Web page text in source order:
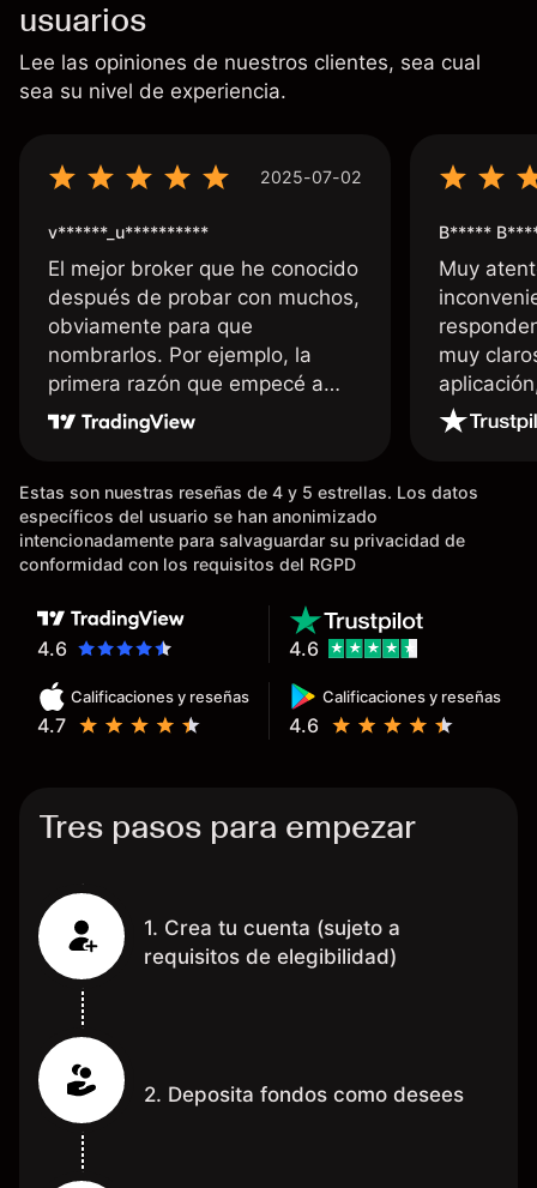
usuarios
Lee las opiniones de nuestros clientes, sea cual
sea su nivel de experiencia.
2025-07-02
v******_u**********
El mejor broker que he conocido
después de probar con muchos,
obviamente para que
nombrarlos. Por ejemplo, la
primera razón que empecé a
usar Capital fue la llegada de mi
dinero de inmediato a mi cuenta
existentes en el mercado que
tardan días o tienen mucha
burocracia; y la segunda razón,
hecho de operar en un mercado
determinado, debido a los
spread y al volumen existente.
Mientras más activo seas, más
dinero te reembolsa. Muchas
B*****
Muy
muy
Estas son nuestras reseñas de 4 y 5 estrellas. Los datos
específicos del usuario se han anonimizado
intencionadamente para salvaguardar su privacidad de
conformidad con los requisitos del RGPD
4.6
Calificaciones y reseñas
4.7
Calificaciones y reseñas
4.6
4.6
Tres pasos para empezar
1. Crea tu cuenta (sujeto a
requisitos de elegibilidad)
2. Deposita fondos como desees